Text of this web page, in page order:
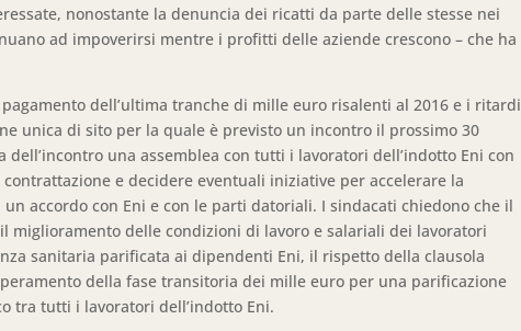
nonostante la denuncia dei ricatti da parte delle stesse nei
ad impoverirsi mentre i profitti delle aziende crescono – che ha
dell’ultima tranche di mille euro risalenti al 2016 e i ritardi
unica di sito per la quale è previsto un incontro il prossimo 30
una assemblea con tutti i lavoratori dell’indotto Eni con
e decidere eventuali iniziative per accelerare la
accordo con Eni e con le parti datoriali. I sindacati chiedono che il
miglioramento delle condizioni di lavoro e salariali dei lavoratori
sanitaria parificata ai dipendenti Eni, il rispetto della clausola
della fase transitoria dei mille euro per una parificazione
tra tutti i lavoratori dell’indotto Eni.